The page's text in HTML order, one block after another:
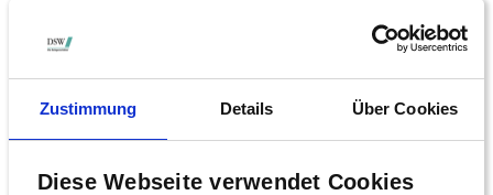
Zustimmung Details Über Cookies
Diese Webseite verwendet Cookies
Informationen vorgehalten und Fragen zur
täglichen Arbeit der Aufsichtsräte
beantwortet. Ein Netzwerk aus hochkarätigen
Meinungsführern sorgt dafür, dass die
Plattform stets auf dem aktuellen Stand der